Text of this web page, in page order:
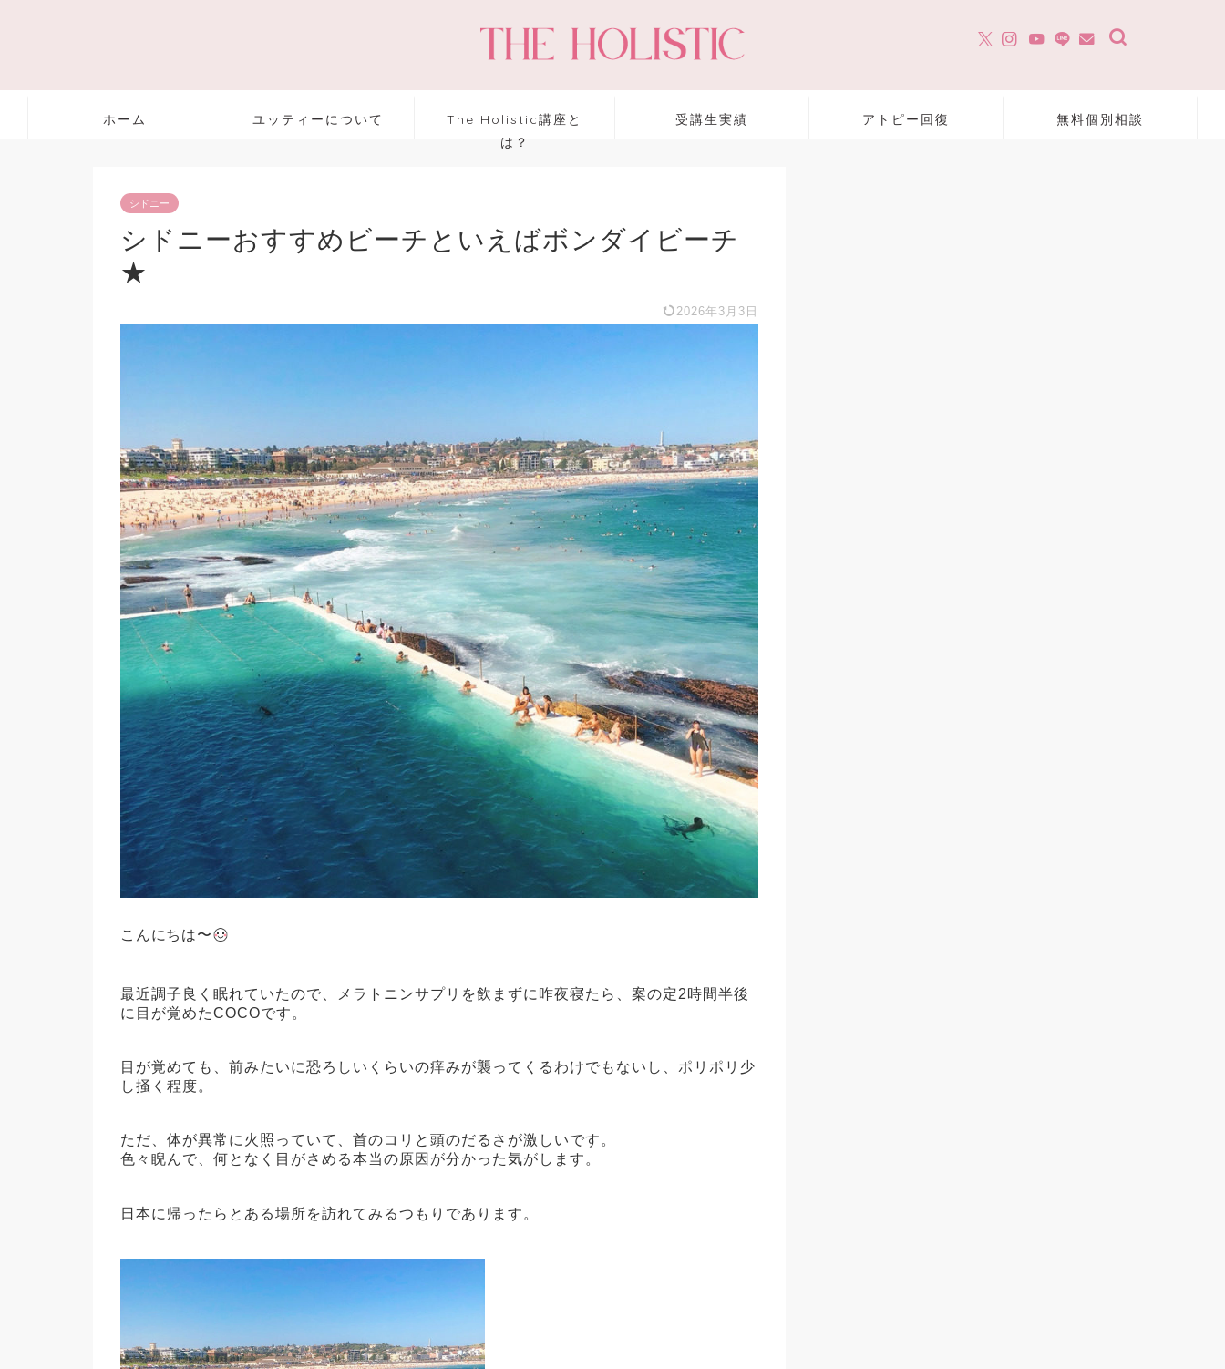
ホーム ユッティーについて
The Holistic講座と
は？
受講生実績 アトピー回復 無料個別相談
シドニー
シドニーおすすめビーチといえばボンダイビーチ
★
2026年3月3日
こんにちは〜
最近調子良く眠れていたので、メラトニンサプリを飲まずに昨夜寝たら、案の定2時間半後
に目が覚めたCOCOです。
目が覚めても、前みたいに恐ろしいくらいの痒みが襲ってくるわけでもないし、ポリポリ少
し掻く程度。
ただ、体が異常に火照っていて、首のコリと頭のだるさが激しいです。
色々睨んで、何となく目がさめる本当の原因が分かった気がします。
日本に帰ったらとある場所を訪れてみるつもりであります。